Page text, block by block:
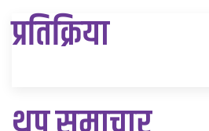
प्रतिक्रिया